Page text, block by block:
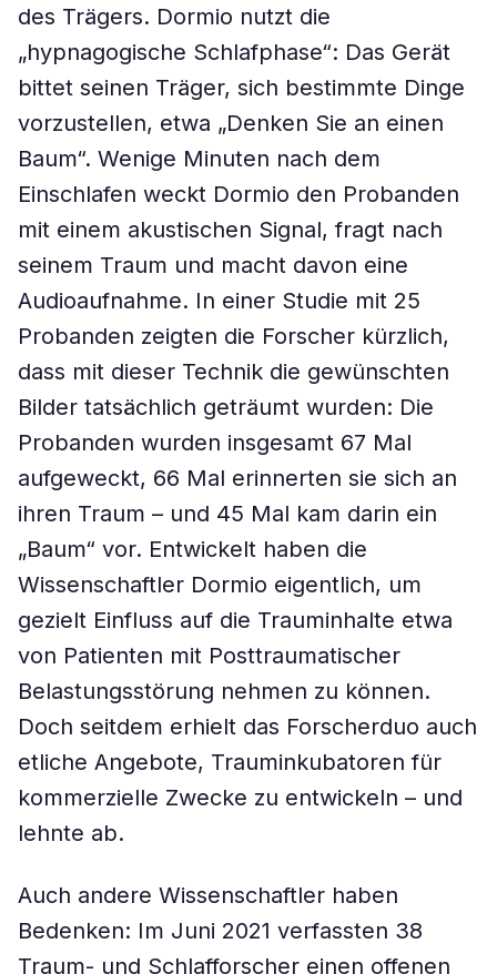
des Trägers. Dormio nutzt die
„hypnagogische Schlafphase“: Das Gerät
bittet seinen Träger, sich bestimmte Dinge
vorzustellen, etwa „Denken Sie an einen
Baum“. Wenige Minuten nach dem
Einschlafen weckt Dormio den Probanden
mit einem akustischen Signal, fragt nach
seinem Traum und macht davon eine
Audioaufnahme. In einer Studie mit 25
Probanden zeigten die Forscher kürzlich,
dass mit dieser Technik die gewünschten
Bilder tatsächlich geträumt wurden: Die
Probanden wurden insgesamt 67 Mal
aufgeweckt, 66 Mal erinnerten sie sich an
ihren Traum – und 45 Mal kam darin ein
„Baum“ vor. Entwickelt haben die
Wissenschaftler Dormio eigentlich, um
gezielt Einfluss auf die Trauminhalte etwa
von Patienten mit Posttraumatischer
Belastungsstörung nehmen zu können.
Doch seitdem erhielt das Forscherduo auch
etliche Angebote, Trauminkubatoren für
kommerzielle Zwecke zu entwickeln – und
lehnte ab.
Auch andere Wissenschaftler haben
Bedenken: Im Juni 2021 verfassten 38
Traum- und Schlafforscher einen offenen